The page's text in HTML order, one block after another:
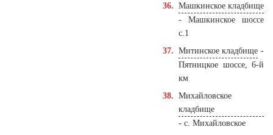
Машкинское кладбище
- Машкинское шоссе
с.1
Митинское кладбище -
Пятницкое шоссе, 6-й
км
Михайловское
кладбище
- с. Михайловское